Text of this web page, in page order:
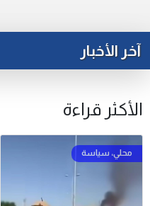
آخر الأخبار
الأكثر قراءة